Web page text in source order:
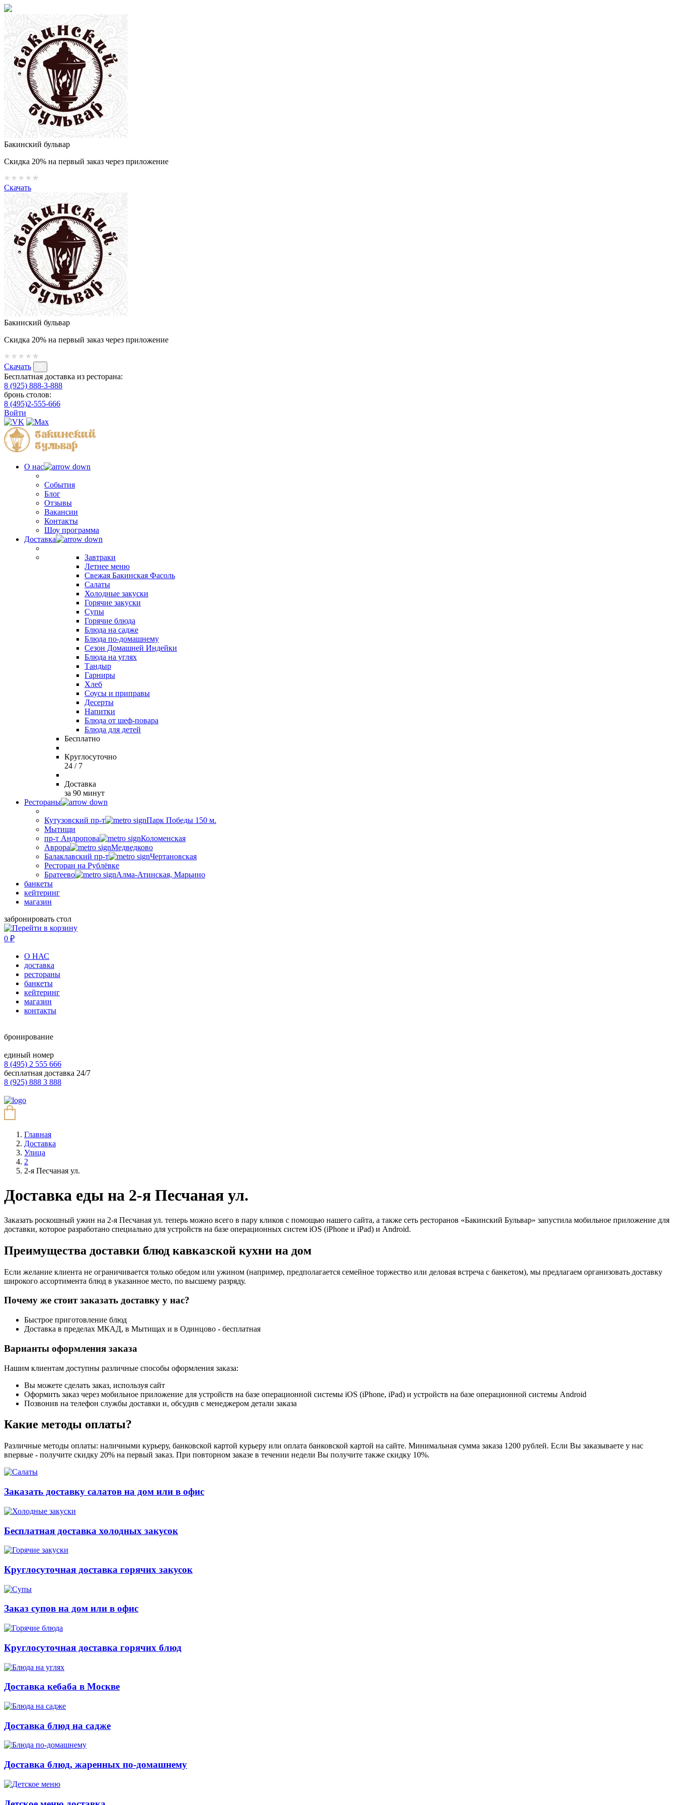
Бакинский бульвар
Скидка 20% на первый заказ через приложение
Скачать
Бакинский бульвар
Скидка 20% на первый заказ через приложение
Скачать
Бесплатная доставка из ресторана:
8 (925) 888-3-888
бронь столов:
8 (495)2-555-666
Войти
О нас
События
Блог
Отзывы
Вакансии
Контакты
Шоу программа
Доставка
Завтраки
Летнее меню
Свежая Бакинская Фасоль
Салаты
Холодные закуски
Горячие закуски
Супы
Горячие блюда
Блюда на садже
Блюда по-домашнему
Сезон Домашней Индейки
Блюда на углях
Тандыр
Гарниры
Хлеб
Соусы и приправы
Десерты
Напитки
Блюда от шеф-повара
Блюда для детей
Бесплатно
Круглосуточно
24 / 7
Доставка
за 90 минут
Рестораны
Кутузовский пр-т
Парк Победы 150 м.
Мытищи
пр-т Андропова
Коломенская
Аврора
Медведково
Балаклавский пр-т
Чертановская
Ресторан на Рублёвке
Братеево
Алма-Атинская, Марьино
банкеты
кейтеринг
магазин
забронировать стол
0 ₽
О НАС
доставка
рестораны
банкеты
кейтеринг
магазин
контакты
бронирование
единый номер
8 (495) 2 555 666
бесплатная доставка 24/7
8 (925) 888 3 888
Главная
Доставка
Улица
2
2-я Песчаная ул.
Доставка еды на 2-я Песчаная ул.
Заказать роскошный ужин на 2-я Песчаная ул. теперь можно всего в пару кликов с помощью нашего сайта, а также сеть ресторанов «Бакинский Бульвар» запустила мобильное приложение для
доставки, которое разработано специально для устройств на базе операционных систем iOS (iPhone и iPad) и Android.
Преимущества доставки блюд кавказской кухни на дом
Если желание клиента не ограничивается только обедом или ужином (например, предполагается семейное торжество или деловая встреча с банкетом), мы предлагаем организовать доставку
широкого ассортимента блюд в указанное место, по высшему разряду.
Почему же стоит заказать доставку у нас?
Быстрое приготовление блюд
Доставка в пределах МКАД, в Мытищах и в Одинцово - бесплатная
Варианты оформления заказа
Нашим клиентам доступны различные способы оформления заказа:
Вы можете сделать заказ, используя сайт
Оформить заказ через мобильное приложение для устройств на базе операционной системы iOS (iPhone, iPad) и устройств на базе операционной системы Android
Позвонив на телефон службы доставки и, обсудив с менеджером детали заказа
Какие методы оплаты?
Различные методы оплаты: наличными курьеру, банковской картой курьеру или оплата банковской картой на сайте. Минимальная сумма заказа 1200 рублей. Если Вы заказываете у нас
впервые - получите скидку 20% на первый заказ. При повторном заказе в течении недели Вы получите также скидку 10%.
Заказать доставку салатов на дом или в офис
Бесплатная доставка холодных закусок
Круглосуточная доставка горячих закусок
Заказ супов на дом или в офис
Круглосуточная доставка горячих блюд
Доставка кебаба в Москве
Доставка блюд на садже
Доставка блюд, жаренных по-домашнему